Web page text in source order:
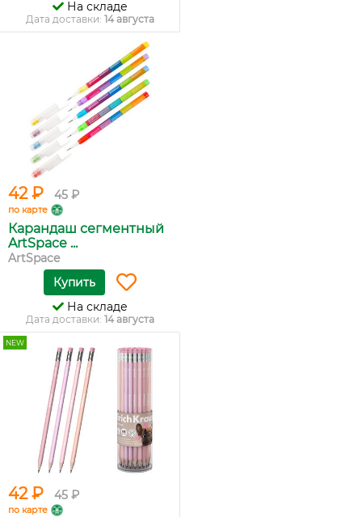
На складе
Дата доставки: 14 августа
42 ₽ 45 ₽
по карте
Карандаш сегментный
ArtSpace ...
ArtSpace
Купить
На складе
Дата доставки: 14 августа
NEW
42 ₽ 45 ₽
по карте